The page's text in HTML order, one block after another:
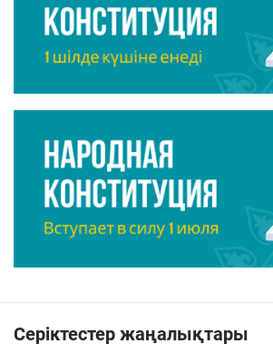
Серіктестер жаңалықтары